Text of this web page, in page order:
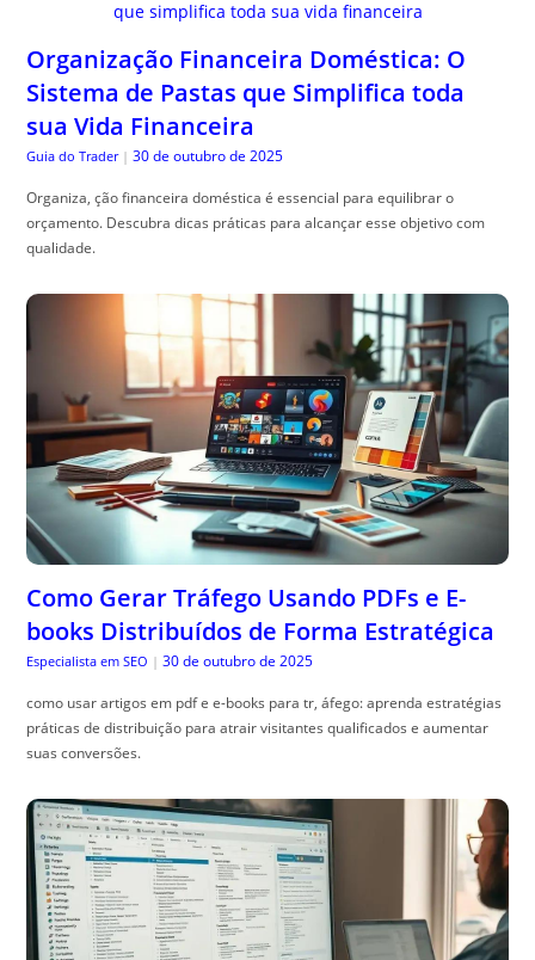
Organização Financeira Doméstica: O
Sistema de Pastas que Simplifica toda
sua Vida Financeira
Guia do Trader | 30 de outubro de 2025
Organiza, ção financeira doméstica é essencial para equilibrar o
orçamento. Descubra dicas práticas para alcançar esse objetivo com
qualidade.
Como Gerar Tráfego Usando PDFs e E-
books Distribuídos de Forma Estratégica
Especialista em SEO | 30 de outubro de 2025
como usar artigos em pdf e e-books para tr, áfego: aprenda estratégias
práticas de distribuição para atrair visitantes qualificados e aumentar
suas conversões.